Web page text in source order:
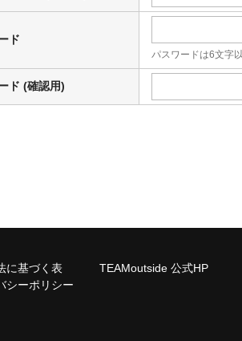
ド
パスワードは6文字
ド (確認用)
に基づく表
シーポリシー
TEAMoutside 公式HP